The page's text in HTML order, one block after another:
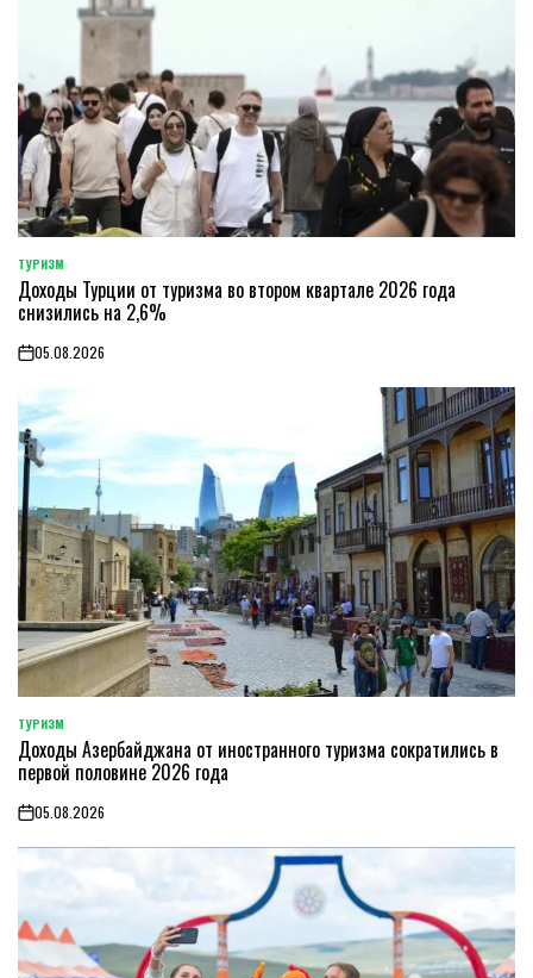
POSTED
IN
ТУРИЗМ
Доходы Турции от туризма во втором квартале 2026 года
снизились на 2,6%
on05.08.2026
POSTED
IN
ТУРИЗМ
Доходы Азербайджана от иностранного туризма сократились в
первой половине 2026 года
on05.08.2026